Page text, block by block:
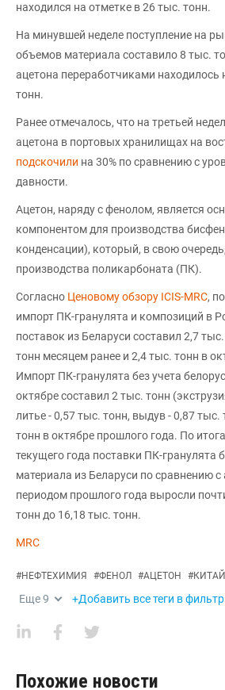
находился на отметке в 26 тыс. тонн.
На минувшей неделе поступление на
объемов материала составило 8 тыс.
ацетона переработчиками находилось
тонн.
Ранее отмечалось, что на третьей
ацетона в портовых хранилищах на
подскочили на 30% по сравнению с
давности.
Ацетон, наряду с фенолом, является
компонентом для производства
конденсации), который, в свою
производства поликарбоната (ПК).
Согласно Ценовому обзору ICIS-MRC,
импорт ПК-гранулята и композиций в
поставок из Беларуси составил 2,7
тонн месяцем ранее и 2,4 тыс. тонн в
Импорт ПК-гранулята без учета
октябре составил 2 тыс. тонн
литье - 0,57 тыс. тонн, выдув - 0,87 тыс.
тонн в октябре прошлого года. По
текущего года поставки ПК-гранулята
материала из Беларуси по сравнению
периодом прошлого года выросли
тонн до 16,18 тыс. тонн.
MRC
#НЕФТЕХИМИЯ #ФЕНОЛ #АЦЕТОН #КИТАЙ
Еще9 +Добавить все теги в фильтр
Похожие новости